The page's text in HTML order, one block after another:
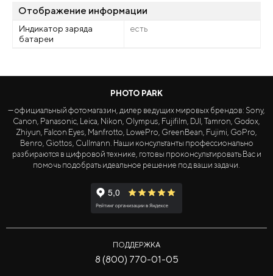
Отображение информации
Индикатор заряда
батареи
есть
PHOTO PARK
— официальный фотомагазин, дилер ведущих мировых брендов: Sony,
Canon, Panasonic, Leica, Nikon, Olympus, Fujifilm, DJI, Tamron, Godox,
Zhiyun, Falcon Eyes, Manfrotto, LowePro, GreenBean, Fujimi, GoPro,
Benro, Giottos, Cullmann. Наши консультанты профессионально
разбираются в цифровой технике, готовы проконсультировать Вас и
помочь подобрать идеальное решение под ваши задачи.
ПОДДЕРЖКА
8 (800) 770-01-05